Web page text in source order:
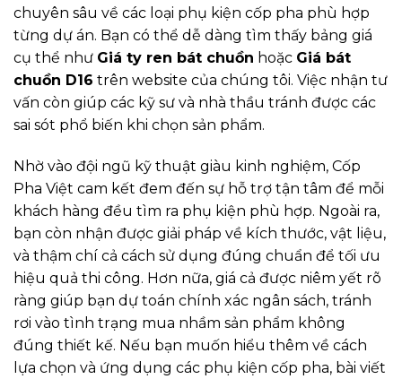
chuyên sâu về các loại phụ kiện cốp pha phù hợp
từng dự án. Bạn có thể dễ dàng tìm thấy bảng giá
cụ thể như Giá ty ren bát chuồn hoặc Giá bát
chuồn D16 trên website của chúng tôi. Việc nhận tư
vấn còn giúp các kỹ sư và nhà thầu tránh được các
sai sót phổ biến khi chọn sản phẩm.
Nhờ vào đội ngũ kỹ thuật giàu kinh nghiệm, Cốp
Pha Việt cam kết đem đến sự hỗ trợ tận tâm để mỗi
khách hàng đều tìm ra phụ kiện phù hợp. Ngoài ra,
bạn còn nhận được giải pháp về kích thước, vật liệu,
và thậm chí cả cách sử dụng đúng chuẩn để tối ưu
hiệu quả thi công. Hơn nữa, giá cả được niêm yết rõ
ràng giúp bạn dự toán chính xác ngân sách, tránh
rơi vào tình trạng mua nhầm sản phẩm không
đúng thiết kế. Nếu bạn muốn hiểu thêm về cách
lựa chọn và ứng dụng các phụ kiện cốp pha, bài viết